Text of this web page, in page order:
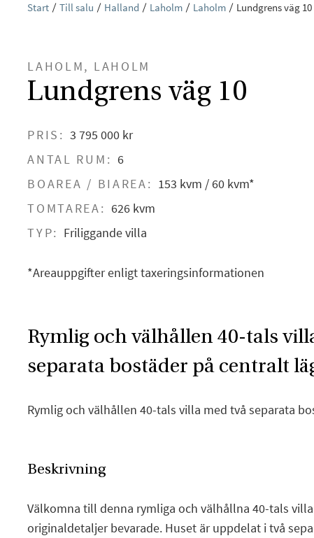
Start Till salu Halland Laholm Laholm Lundgrens väg 10
LAHOLM, LAHOLM
Lundgrens väg 10
PRIS: 3 795 000 kr
ANTAL RUM: 6
BOAREA / BIAREA: 153 kvm / 60 kvm*
TOMTAREA: 626 kvm
TYP: Friliggande villa
*Areauppgifter enligt taxeringsinformationen
Rymlig och välhållen 40-tals
separata bostäder på centralt
Rymlig och välhållen 40-tals villa med två separata
Beskrivning
Välkomna till denna rymliga och välhållna 40-tals
originaldetaljer bevarade. Huset är uppdelat i två